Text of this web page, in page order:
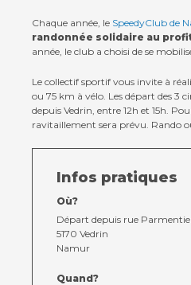
L’agenda
Contact
Chaque année, le SpeedyClub de
randonnée solidaire au
année, le club a choisi de se
Le collectif sportif vous invite à
ou 75 km à vélo. Les départ des 3
depuis Vedrin, entre 12h et 15h.
ravitaillement sera prévu. Rando
Infos pratiques
Où?
Départ depuis rue
5170 Vedrin
Namur
Quand?